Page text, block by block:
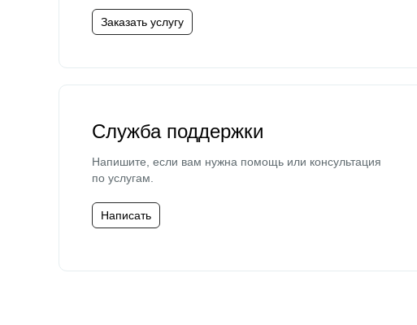
Заказать услугу
Служба поддержки
Напишите, если вам нужна помощь или консультация
по услугам.
Написать